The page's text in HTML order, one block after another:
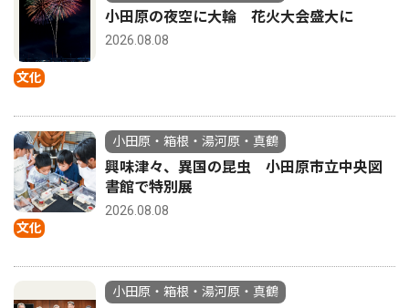
文化
小田原の夜空に大輪 花火大会盛大に
2026.08.08
文化
小田原・箱根・湯河原・真鶴
興味津々、異国の昆虫 小田原市立中央図
書館で特別展
2026.08.08
小田原・箱根・湯河原・真鶴